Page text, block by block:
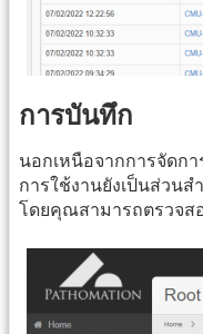
การบันทึก
นอกเหนือจากการจัดก
การใช้งานยังเป็นส่วน
โดยคุณสามารถตรวจส